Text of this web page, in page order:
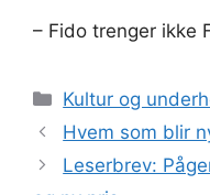
– Fido trenger ikke
Kategorier
Kultur og
Hvem som blir
Leserbrev: